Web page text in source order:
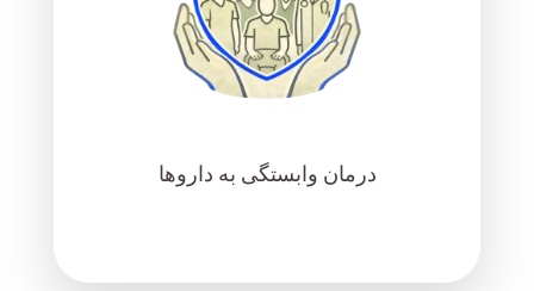
درمان وابستگی به داروها